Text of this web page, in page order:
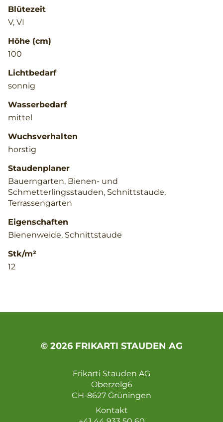
Blütezeit
V, VI
Höhe (cm)
100
Lichtbedarf
sonnig
Wasserbedarf
mittel
Wuchsverhalten
horstig
Staudenplaner
Bauerngarten, Bienen- und
Schmetterlingsstauden, Schnittstaude,
Terrassengarten
Eigenschaften
Bienenweide, Schnittstaude
Stk/m²
12
© 2026 FRIKARTI STAUDEN AG
Frikarti Stauden AG
Oberzelg6
CH-8627 Grüningen
Kontakt